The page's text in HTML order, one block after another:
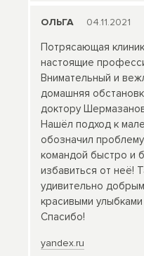
ОЛЬГА 04.11.2021
Потрясающая
настоящие
Внимательный и
домашняя
доктору
Нашёл подход к
обозначил
командой быстро и
избавиться от неё!
удивительно
красивыми
Спасибо!
yandex.ru